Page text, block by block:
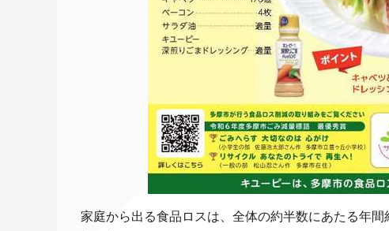
家庭から出る食品ロスは、全体の約半数にあたる年